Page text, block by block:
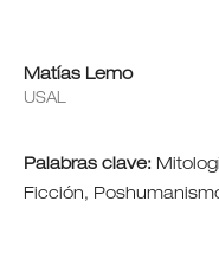
Matías Lemo
USAL
Palabras clave:
Ficción,